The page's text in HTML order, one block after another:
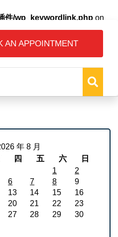
件/wp_keywordlink.php on
AN APPOINTMENT
年 8 月
四 五 六
日
1
2
6 7 8
9
13 14 15
16
20 21 22
23
27 28 29
30